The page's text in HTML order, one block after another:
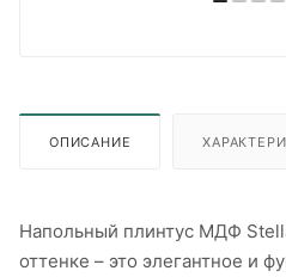
ОПИСАНИЕ
Напольный плинтус МДФ
оттенке – это элегантное и